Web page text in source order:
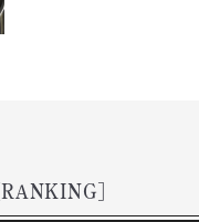
[RANKING]